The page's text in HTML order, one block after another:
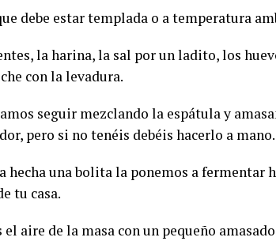
debe estar templada o a temperatura
la harina, la sal por un ladito, los
con la levadura.
seguir mezclando la espátula y
pero si no tenéis debéis hacerlo a mano.
hecha una bolita la ponemos a fermentar
tu casa.
aire de la masa con un pequeño